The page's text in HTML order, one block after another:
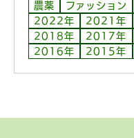
農薬
ファッション
2022年
2021年
2018年
2017年
2016年
2015年